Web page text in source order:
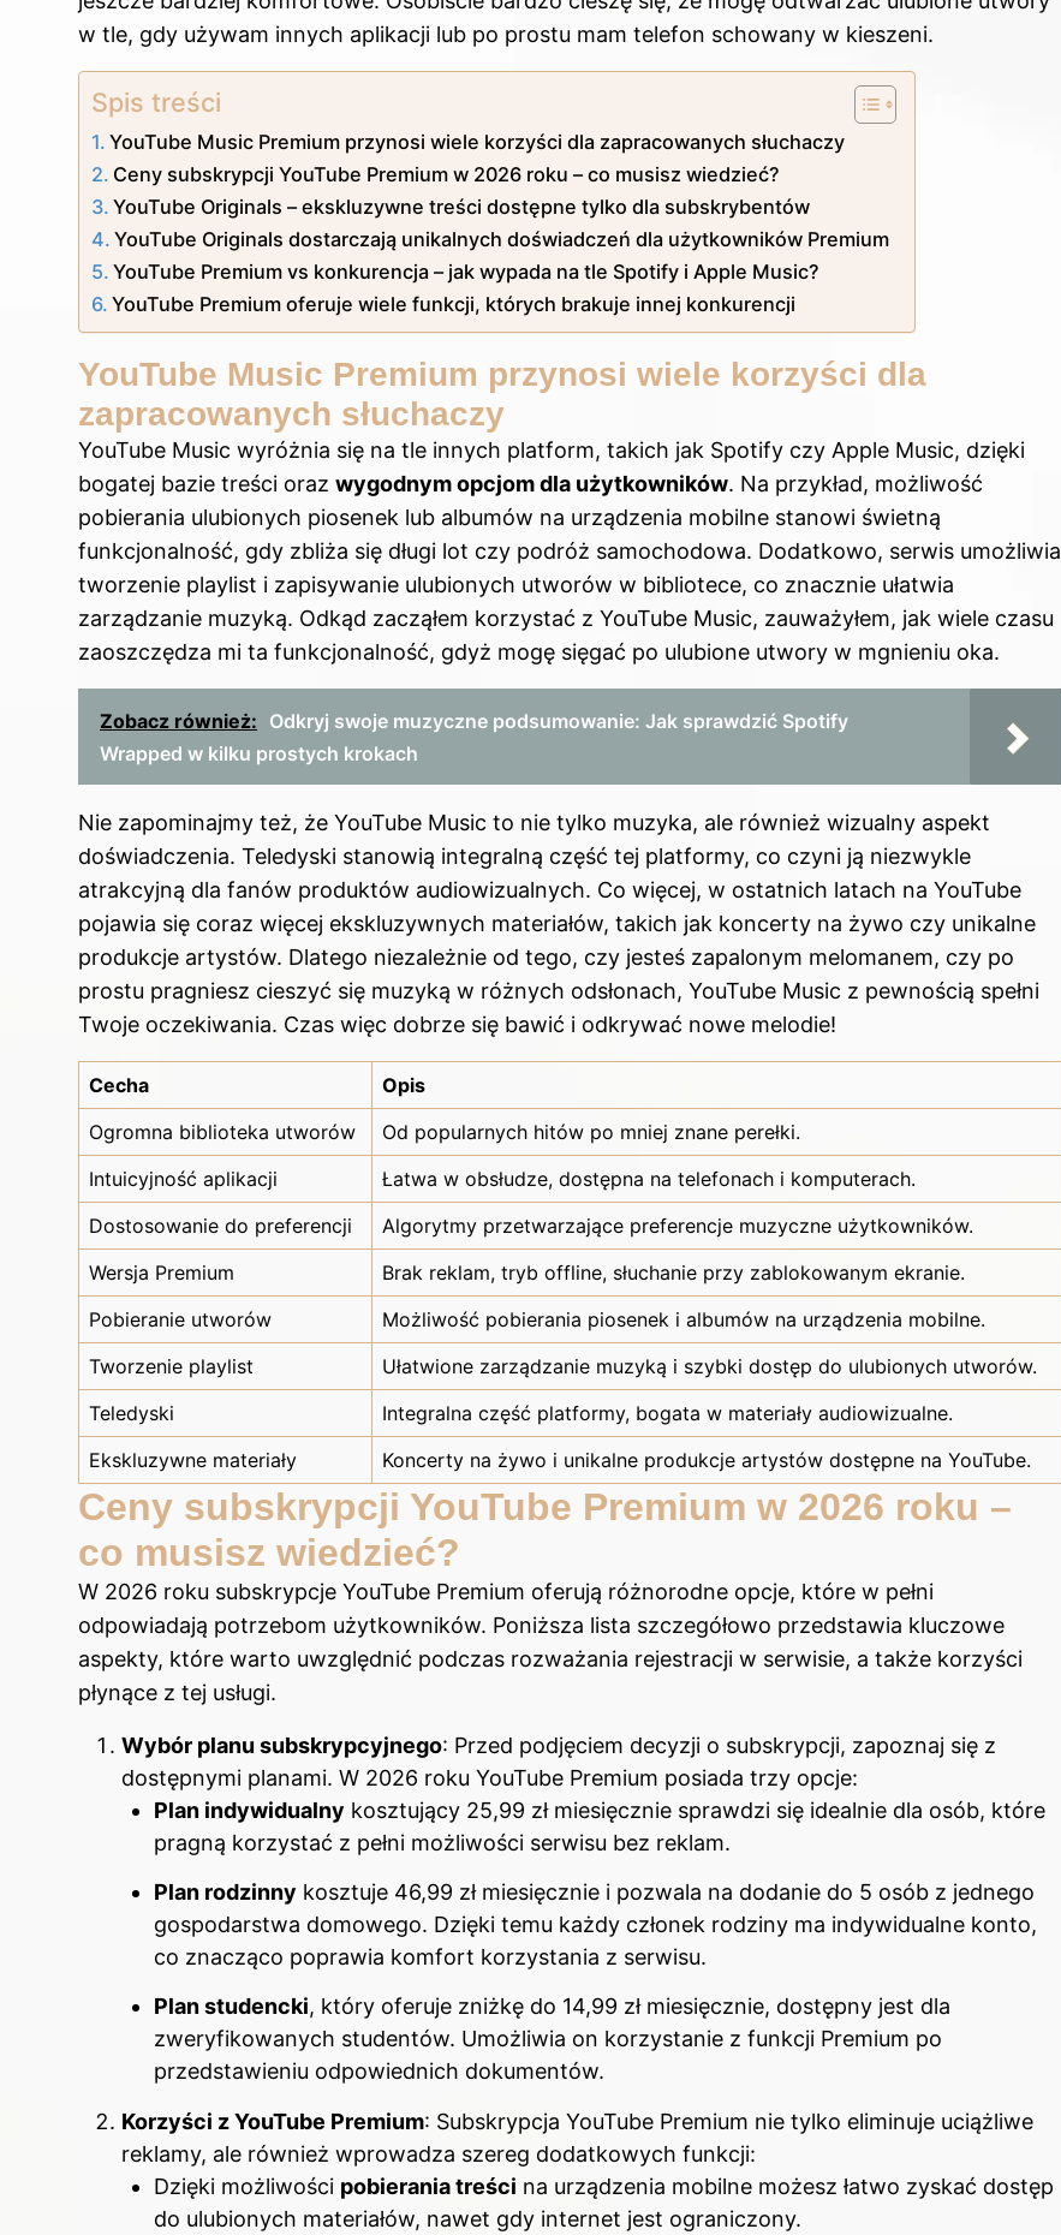
w tle, gdy używam innych aplikacji lub po prostu mam telefon schowany w kieszeni.
Spis treści
YouTube Music Premium przynosi wiele korzyści dla zapracowanych słuchaczy
Ceny subskrypcji YouTube Premium w 2026 roku – co musisz wiedzieć?
YouTube Originals – ekskluzywne treści dostępne tylko dla subskrybentów
YouTube Originals dostarczają unikalnych doświadczeń dla użytkowników Premium
YouTube Premium vs konkurencja – jak wypada na tle Spotify i Apple Music?
YouTube Premium oferuje wiele funkcji, których brakuje innej konkurencji
YouTube Music Premium przynosi wiele korzyści dla
zapracowanych słuchaczy
YouTube Music wyróżnia się na tle innych platform, takich jak Spotify czy Apple Music, dzięki
bogatej bazie treści oraz wygodnym opcjom dla użytkowników. Na przykład, możliwość
pobierania ulubionych piosenek lub albumów na urządzenia mobilne stanowi świetną
funkcjonalność, gdy zbliża się długi lot czy podróż samochodowa. Dodatkowo, serwis umożliwia
tworzenie playlist i zapisywanie ulubionych utworów w bibliotece, co znacznie ułatwia
zarządzanie muzyką. Odkąd zacząłem korzystać z YouTube Music, zauważyłem, jak wiele czasu
zaoszczędza mi ta funkcjonalność, gdyż mogę sięgać po ulubione utwory w mgnieniu oka.
Zobacz również: Odkryj swoje muzyczne podsumowanie: Jak sprawdzić Spotify
Wrapped w kilku prostych krokach
Nie zapominajmy też, że YouTube Music to nie tylko muzyka, ale również wizualny aspekt
doświadczenia. Teledyski stanowią integralną część tej platformy, co czyni ją niezwykle
atrakcyjną dla fanów produktów audiowizualnych. Co więcej, w ostatnich latach na YouTube
pojawia się coraz więcej ekskluzywnych materiałów, takich jak koncerty na żywo czy unikalne
produkcje artystów. Dlatego niezależnie od tego, czy jesteś zapalonym melomanem, czy po
prostu pragniesz cieszyć się muzyką w różnych odsłonach, YouTube Music z pewnością spełni
Twoje oczekiwania. Czas więc dobrze się bawić i odkrywać nowe melodie!
Cecha
Opis
Ogromna biblioteka utworów
Od popularnych hitów po mniej znane perełki.
Intuicyjność aplikacji
Łatwa w obsłudze, dostępna na telefonach i komputerach.
Dostosowanie do preferencji
Algorytmy przetwarzające preferencje muzyczne użytkowników.
Wersja Premium
Brak reklam, tryb offline, słuchanie przy zablokowanym ekranie.
Pobieranie utworów
Możliwość pobierania piosenek i albumów na urządzenia mobilne.
Tworzenie playlist
Ułatwione zarządzanie muzyką i szybki dostęp do ulubionych utworów.
Teledyski
Integralna część platformy, bogata w materiały audiowizualne.
Ekskluzywne materiały
Koncerty na żywo i unikalne produkcje artystów dostępne na YouTube.
Ceny subskrypcji YouTube Premium w 2026 roku –
co musisz wiedzieć?
W 2026 roku subskrypcje YouTube Premium oferują różnorodne opcje, które w pełni
odpowiadają potrzebom użytkowników. Poniższa lista szczegółowo przedstawia kluczowe
aspekty, które warto uwzględnić podczas rozważania rejestracji w serwisie, a także korzyści
płynące z tej usługi.
Wybór planu subskrypcyjnego: Przed podjęciem decyzji o subskrypcji, zapoznaj się z
dostępnymi planami. W 2026 roku YouTube Premium posiada trzy opcje:
Plan indywidualny kosztujący 25,99 zł miesięcznie sprawdzi się idealnie dla osób, które
pragną korzystać z pełni możliwości serwisu bez reklam.
Plan rodzinny kosztuje 46,99 zł miesięcznie i pozwala na dodanie do 5 osób z jednego
gospodarstwa domowego. Dzięki temu każdy członek rodziny ma indywidualne konto,
co znacząco poprawia komfort korzystania z serwisu.
Plan studencki, który oferuje zniżkę do 14,99 zł miesięcznie, dostępny jest dla
zweryfikowanych studentów. Umożliwia on korzystanie z funkcji Premium po
przedstawieniu odpowiednich dokumentów.
Korzyści z YouTube Premium: Subskrypcja YouTube Premium nie tylko eliminuje uciążliwe
reklamy, ale również wprowadza szereg dodatkowych funkcji:
Dzięki możliwości pobierania treści na urządzenia mobilne możesz łatwo zyskać dostęp
do ulubionych materiałów, nawet gdy internet jest ograniczony.